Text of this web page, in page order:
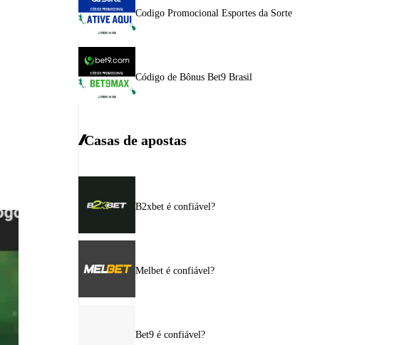
Codigo Promocional Esportes da Sorte
Código de Bônus Bet9 Brasil
Casas de apostas
B2xbet é confiável?
Melbet é confiável?
Bet9 é confiável?